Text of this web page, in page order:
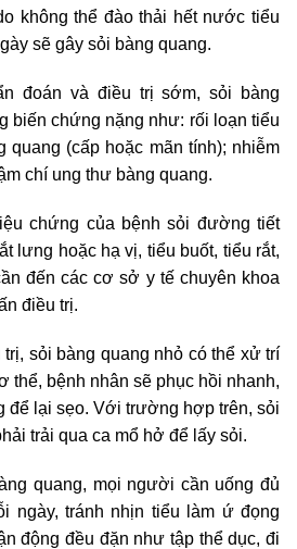
không thể đào thải hết nước tiểu
sẽ gây sỏi bàng quang.
đoán và điều trị sớm, sỏi bàng
biến chứng nặng như: rối loạn tiểu
quang (cấp hoặc mãn tính); nhiễm
chí ung thư bàng quang.
chứng của bệnh sỏi đường tiết
lưng hoặc hạ vị, tiểu buốt, tiểu rắt,
đến các cơ sở y tế chuyên khoa
điều trị.
sỏi bàng quang nhỏ có thể xử trí
thể, bệnh nhân sẽ phục hồi nhanh,
để lại sẹo. Với trường hợp trên, sỏi
trải qua ca mổ hở để lấy sỏi.
quang, mọi người cần uống đủ
ngày, tránh nhịn tiểu làm ứ đọng
động đều đặn như tập thể dục, đi